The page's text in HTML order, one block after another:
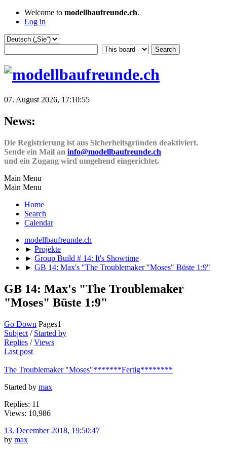
Welcome to modellbaufreunde.ch.
Log in
07. August 2026, 17:10:55
News:
Die Registrierung ist aus Sicherheitsgründen deaktiviert.
Sende ein Mail an info@modellbaufreunde.ch
und ein Zugang wird umgehend eingerichtet.
Main Menu
Main Menu
Home
Search
Calendar
modellbaufreunde.ch
► Projekte
► Group Build # 14: It's Showtime
► GB 14: Max's "The Troublemaker "Moses" Büste 1:9"
GB 14: Max's "The Troublemaker
"Moses" Büste 1:9"
Go Down Pages1
Subject / Started by
Replies /Views
Last post
The Troublemaker "Moses"*******Fertig********
Started by max
Replies: 11
Views: 10,986
13. December 2018, 19:50:47
by max